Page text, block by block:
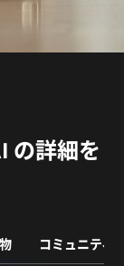
、NVIDIA|私た
して太陽光発電